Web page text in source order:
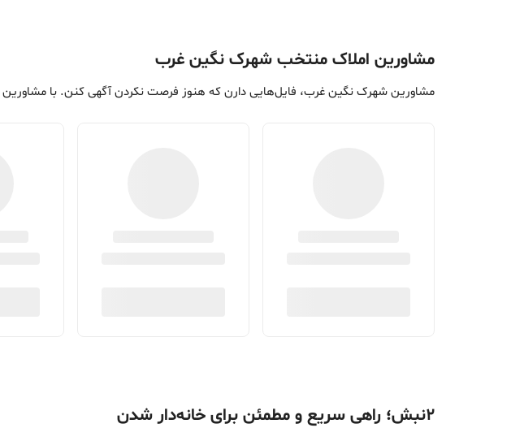
مشاورین املاک منتخب شهرک نگین غرب
مشاورین شهرک نگین غرب، فایل‌هایی دارن که هنوز فرصت نکردن آگهی کنن. با
۲نبش؛ راهی سریع و مطمئن برای خانه‌دار شدن